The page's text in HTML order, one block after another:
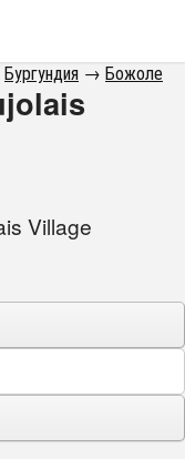
Бургундия → Божоле
Village